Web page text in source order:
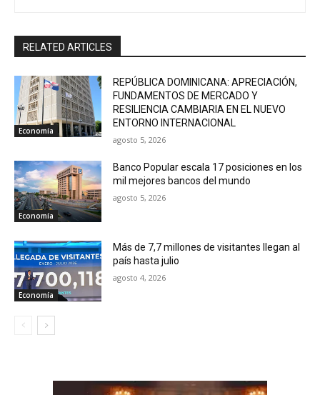
RELATED ARTICLES
Economía
REPÚBLICA DOMINICANA: APRECIACIÓN,
FUNDAMENTOS DE MERCADO Y
RESILIENCIA CAMBIARIA EN EL NUEVO
ENTORNO INTERNACIONAL
agosto 5, 2026
Economía
Banco Popular escala 17 posiciones en los
mil mejores bancos del mundo
agosto 5, 2026
Economía
Más de 7,7 millones de visitantes llegan al
país hasta julio
agosto 4, 2026